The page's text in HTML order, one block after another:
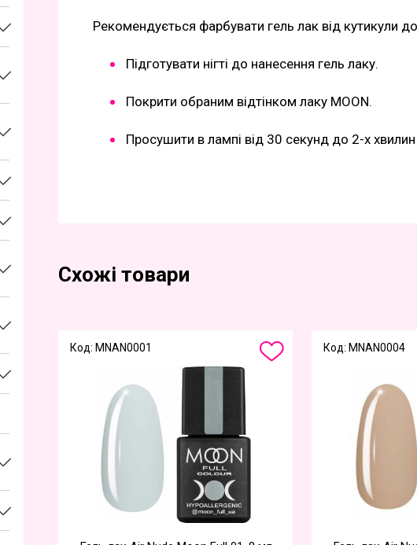
Рекомендується фарбувати гель лак від кутикули
Підготувати нігті до нанесення гель лаку.
Покрити обраним відтінком лаку MOON.
Просушити в лампі від 30 секунд до 2-х
Схожі товари
Код: MNAN0001 Код: MNAN0004